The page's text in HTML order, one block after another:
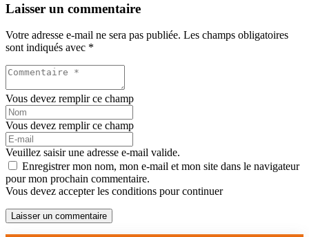
Laisser un commentaire
Votre adresse e-mail ne sera pas publiée. Les champs obligatoires
sont indiqués avec *
Vous devez remplir ce champ
Vous devez remplir ce champ
Veuillez saisir une adresse e-mail valide.
Enregistrer mon nom, mon e-mail et mon site dans le navigateur
pour mon prochain commentaire.
Vous devez accepter les conditions pour continuer
Laisser un commentaire